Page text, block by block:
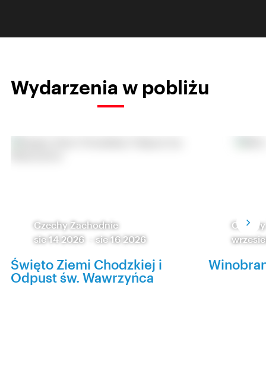
Wydarzenia w pobliżu
Czechy Zachodnie
sie 14 2026
-sie 16 2026
Święto Ziemi Chodzkiej i
Odpust św. Wawrzyńca